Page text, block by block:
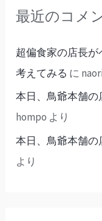
最近のコメ
超偏食家の店長
考えてみる に
本日、鳥爺本舗の
hompo より
本日、鳥爺本舗の
より